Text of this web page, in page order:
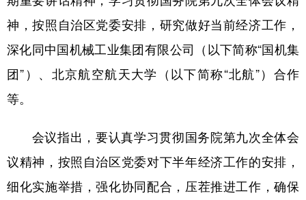
北京 天津 河北 山西
安徽 福建 江西
四川 贵州 云南 西藏
陕西 甘肃 青海 宁夏
神，按照自治区党委安排，研究做好当前经济工作，
深化同中国机械工业集团有限公司（以下简称“国机集
团”）、北京航空航天大学（以下简称“北航”）合作
等。
会议指出，要认真学习贯彻国务院第九次全体会
议精神，按照自治区党委对下半年经济工作的安排，
细化实施举措，强化协同配合，压茬推进工作，确保